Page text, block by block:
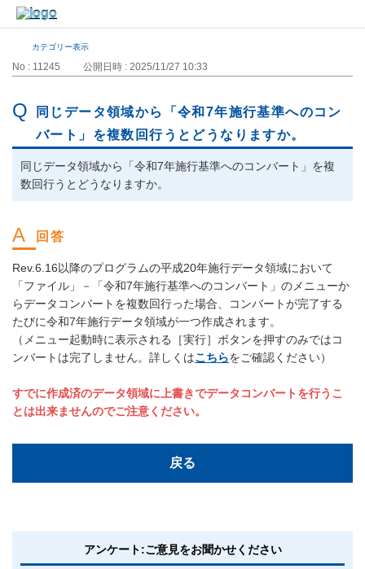
カテゴリー表示
No : 11245 公開日時 : 2025/11/27 10:33
同じデータ領域から「令和7年施行基準へのコン
バート」を複数回行うとどうなりますか。
同じデータ領域から「令和7年施行基準へのコンバート」を複
数回行うとどうなりますか。
Rev.6.16以降のプログラムの平成20年施行データ領域において
「ファイル」－「令和7年施行基準へのコンバート」のメニューか
らデータコンバートを複数回行った場合、コンバートが完了する
たびに令和7年施行データ領域が一つ作成されます。
（メニュー起動時に表示される［実行］ボタンを押すのみではコ
ンバートは完了しません。詳しくはこちらをご確認ください）
すでに作成済のデータ領域に上書きでデータコンバートを行うこ
とは出来ませんのでご注意ください。
戻る
アンケート:ご意見をお聞かせください